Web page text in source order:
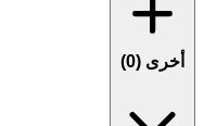
أخرى (0
)